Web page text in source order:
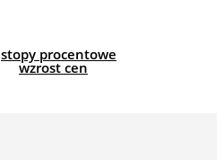
stopy procentowe
wzrost cen